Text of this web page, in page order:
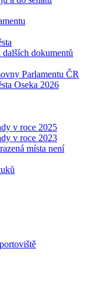
dokumentů
Parlamentu ČR
Oseka 2026
v roce 2025
v roce 2023
místa není